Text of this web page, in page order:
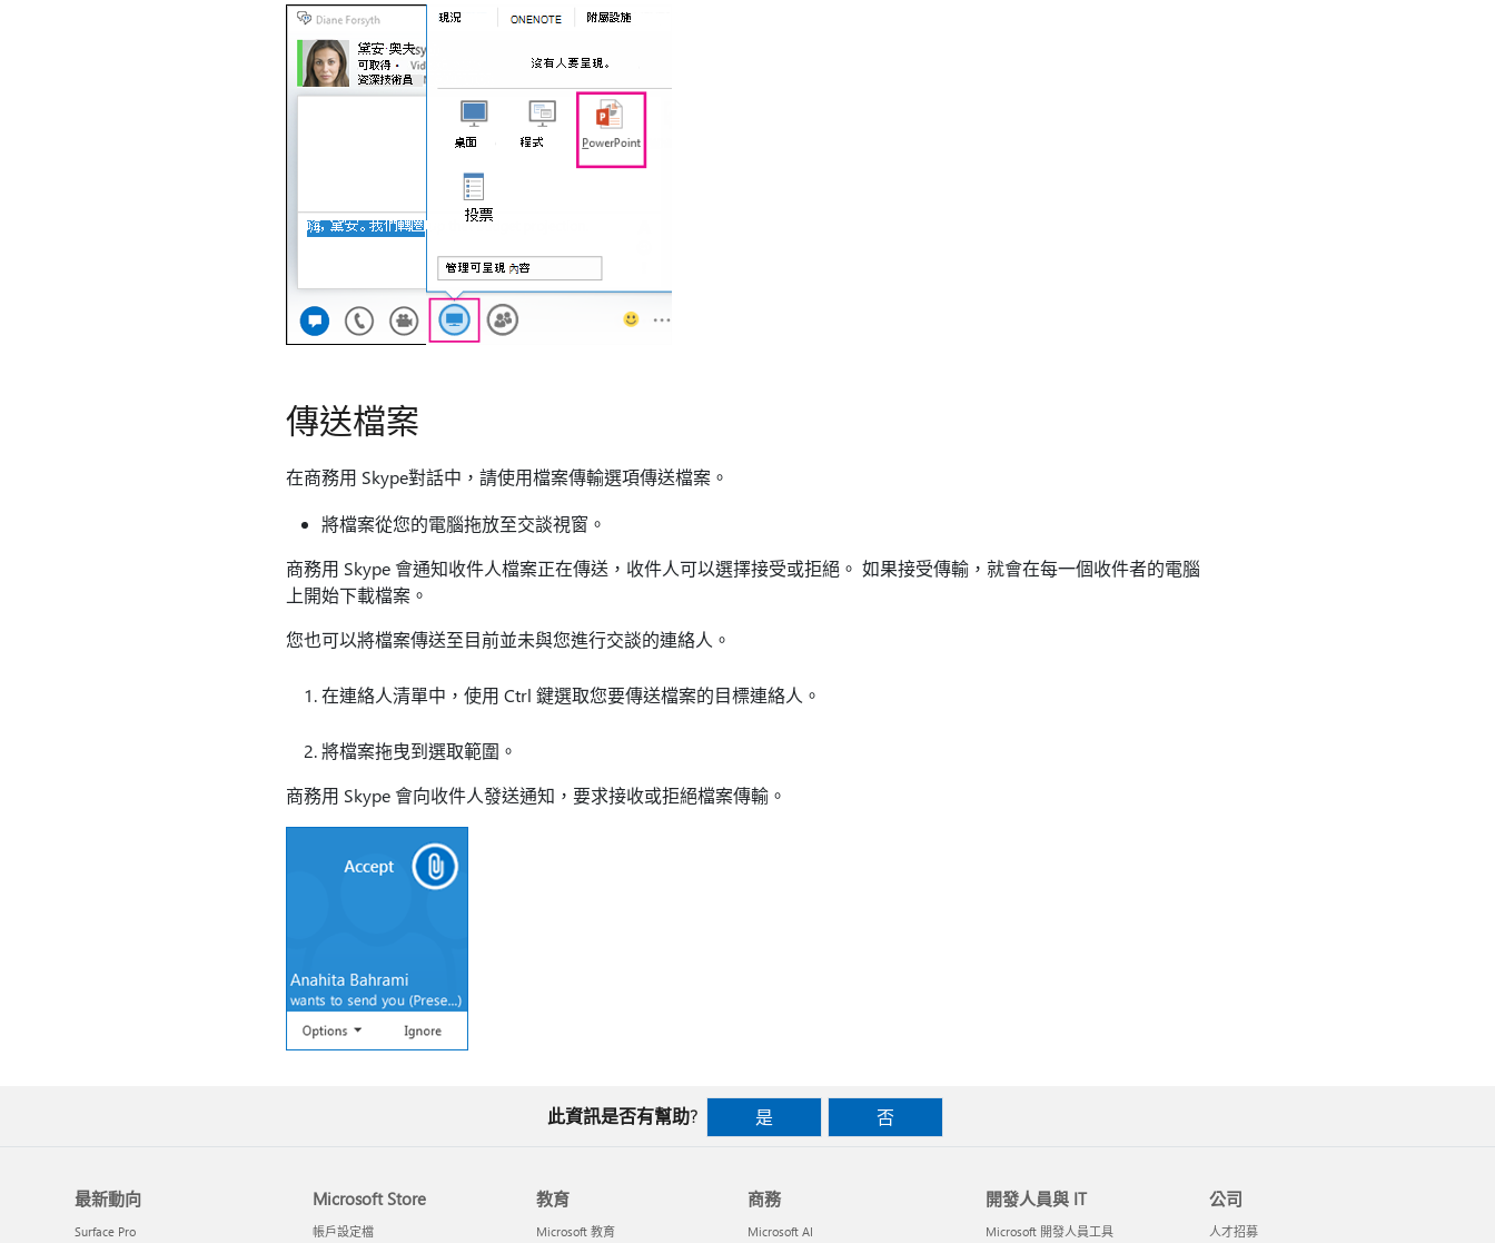
傳送檔案
在商務用 Skype對話中，請使用檔案傳輸選項傳送檔案。
將檔案從您的電腦拖放至交談視窗。
商務用 Skype 會通知收件人檔案正在傳送，收件人可以選擇接受或拒絕。 如果接受傳輸，就會在每一個收件者的電腦
上開始下載檔案。
您也可以將檔案傳送至目前並未與您進行交談的連絡人。
在連絡人清單中，使用 Ctrl 鍵選取您要傳送檔案的目標連絡人。
將檔案拖曳到選取範圍。
商務用 Skype 會向收件人發送通知，要求接收或拒絕檔案傳輸。
此資訊是否有幫助? 是 否
最新動向
Surface Pro
Microsoft Store
帳戶設定檔
教育
Microsoft 教育
商務
Microsoft AI
開發人員與 IT
Microsoft 開發人員工具
公司
人才招募